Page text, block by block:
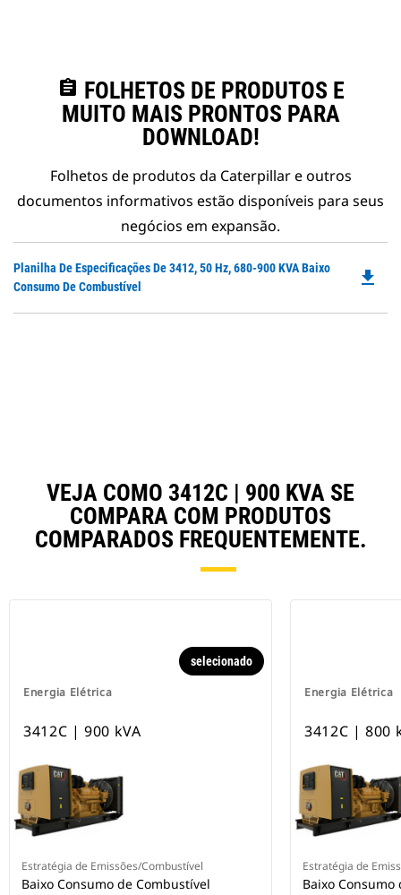
assignment FOLHETOS DE PRODUTOS E
MUITO MAIS PRONTOS PARA
DOWNLOAD!
Folhetos de produtos da Caterpillar e outros
documentos informativos estão disponíveis para seus
negócios em expansão.
Planilha De Especificações De 3412, 50 Hz, 680-900 KVA Baixo
Consumo De Combustível
file_download
VEJA COMO 3412C | 900 KVA SE
COMPARA COM PRODUTOS
COMPARADOS FREQUENTEMENTE.
Energia Elétrica
selecionado
3412C | 900 kVA
Estratégia de Emissões/Combustível
Baixo Consumo de Combustível
Energia Elétrica
3412C | 800
Estratégia de
Baixo